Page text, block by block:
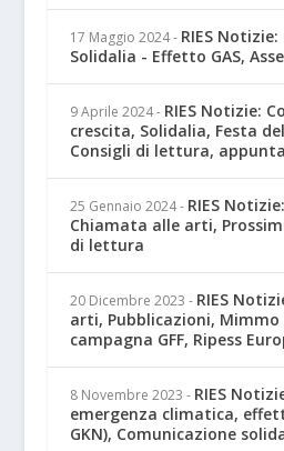
17 Maggio 2024 - RIES
Solidalia - Effetto GAS,
9 Aprile 2024 - RIES Notizie:
crescita, Solidalia, Festa
Consigli di lettura,
25 Gennaio 2024 - RIES
Chiamata alle arti,
di lettura
20 Dicembre 2023 - RIES
arti, Pubblicazioni, Mimmo
campagna GFF, Ripess
8 Novembre 2023 - RIES
emergenza climatica,
GKN), Comunicazione